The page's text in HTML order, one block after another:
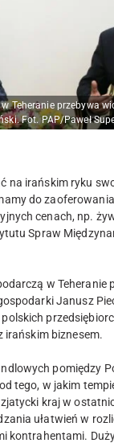
Teheranie przebywa
Fot. PAP/Paweł
na irańskim ryku
do
cenach, np.
Spraw
w Teheranie
Janusz
irańskim biznesem.
pomiędzy
tego, w jakim
kraj w
ułatwień w
kontrahentami.